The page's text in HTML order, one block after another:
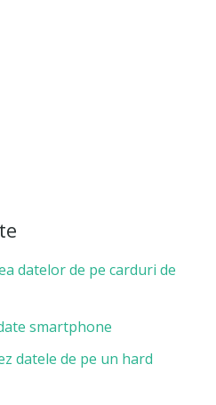
datelor de pe carduri de
smartphone
datele de pe un hard